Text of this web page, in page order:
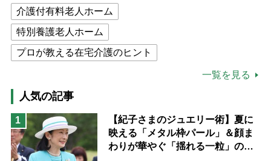
介護付有料老人ホーム
特別養護老人ホーム
プロが教える在宅介護のヒント
高木ブー
ケアマネジャー
猫が母になつきません
息子の遠距離介護サバイバル術
兄がボケました
一覧を見る
人気の記事
1
【紀子さまのジュエリー術】夏に
映える「メタル枠パール」＆顔ま
わりが華やぐ「揺れる一粒」の使